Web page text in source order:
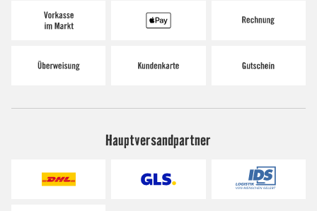
Hauptversandpartner